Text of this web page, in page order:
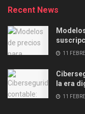
Recent News
11
la era
11